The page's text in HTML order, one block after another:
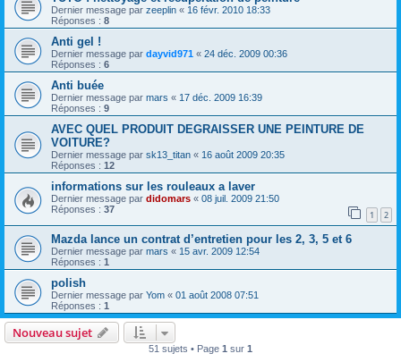
Dernier message par zeeplin « 16 févr. 2010 18:33
Réponses : 8
Anti gel !
Dernier message par dayvid971 « 24 déc. 2009 00:36
Réponses : 6
Anti buée
Dernier message par mars « 17 déc. 2009 16:39
Réponses : 9
AVEC QUEL PRODUIT DEGRAISSER UNE PEINTURE DE
VOITURE?
Dernier message par sk13_titan « 16 août 2009 20:35
Réponses : 12
informations sur les rouleaux a laver
Dernier message par didomars « 08 juil. 2009 21:50
Réponses : 37 1 2
Mazda lance un contrat d’entretien pour les 2, 3, 5 et 6
Dernier message par mars « 15 avr. 2009 12:54
Réponses : 1
polish
Dernier message par Yom « 01 août 2008 07:51
Réponses : 1
Nouveau sujet
51 sujets • Page 1 sur 1